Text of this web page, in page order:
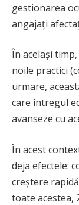
gestionarea
angajați
În același
noile practici
urmare,
care întregul
avanseze cu
În acest
deja efectele:
creștere
toate acestea,